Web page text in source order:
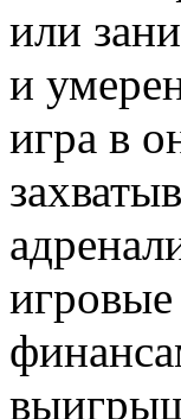
или
и
игра в
игровые